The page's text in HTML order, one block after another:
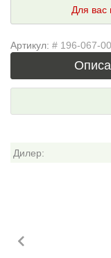
Для вас
Артикул: # 196-067-
Дилер: